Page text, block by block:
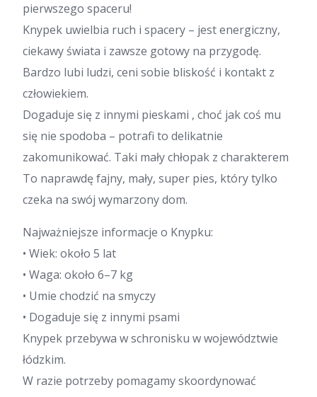
pierwszego spaceru!
Knypek uwielbia ruch i spacery – jest energiczny,
ciekawy świata i zawsze gotowy na przygodę.
Bardzo lubi ludzi, ceni sobie bliskość i kontakt z
człowiekiem.
Dogaduje się z innymi pieskami , choć jak coś mu
się nie spodoba – potrafi to delikatnie
zakomunikować. Taki mały chłopak z charakterem
To naprawdę fajny, mały, super pies, który tylko
czeka na swój wymarzony dom.
Najważniejsze informacje o Knypku:
• Wiek: około 5 lat
• Waga: około 6–7 kg
• Umie chodzić na smyczy
• Dogaduje się z innymi psami
Knypek przebywa w schronisku w województwie
łódzkim.
W razie potrzeby pomagamy skoordynować